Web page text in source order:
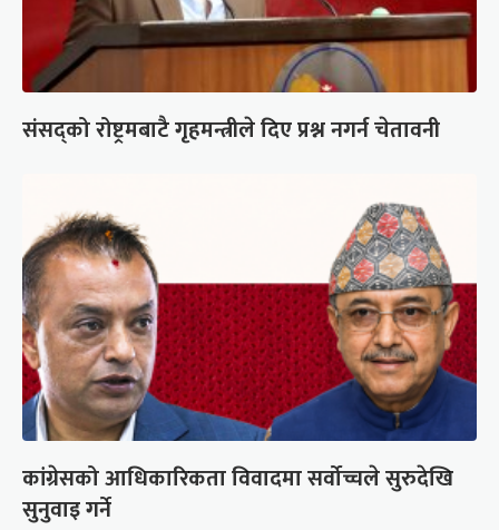
संसद्को रोष्ट्रमबाटै गृहमन्त्रीले दिए प्रश्न नगर्न चेतावनी
कांग्रेसको आधिकारिकता विवादमा सर्वोच्चले सुरुदेखि
सुनुवाइ गर्ने